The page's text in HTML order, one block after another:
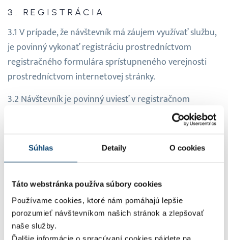
Súhlas Detaily O cookies
Táto webstránka používa súbory cookies
Používame cookies, ktoré nám pomáhajú lepšie
porozumieť návštevníkom našich stránok a zlepšovať
naše služby.
REGISTRÁCIA
V prípade, že návštevník má záujem využívať službu,
je povinný vykonať registráciu prostredníctvom
registračného formulára sprístupneného verejnosti
prostredníctvom internetovej stránky.
Návštevník je povinný uviesť v registračnom
formulári všetky povinné údaje v rozsahu určenom
spoločnosťou s tým, že je zároveň povinný uviesť údaje,
ktoré sú správne, presné a pravdivé. V prípade, že v
registračnom formulári návštevník uvedie nesprávne
základe týchto údajov neoprávnene požívať postavenie
používateľa, čoho dôsledkom bude vznik škody na
majetku spoločnosti a/alebo iných návštevníkov
a/alebo iných používateľov a/alebo tretích osôb,